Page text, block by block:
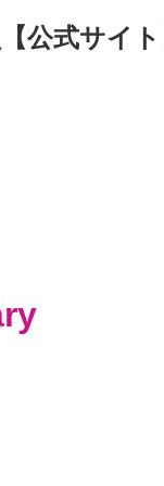
公式サイ